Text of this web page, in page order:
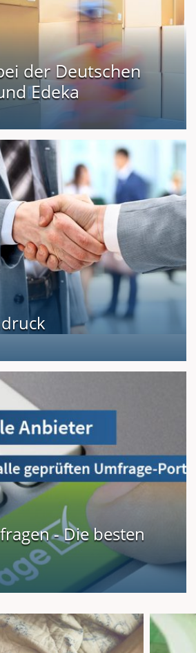
der Deutschen
Edeka
- Die besten